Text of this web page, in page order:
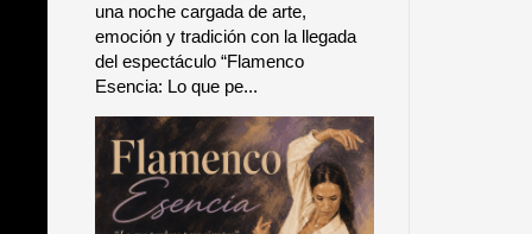
una noche cargada de arte,
emoción y tradición con la llegada
del espectáculo “Flamenco
Esencia: Lo que pe...